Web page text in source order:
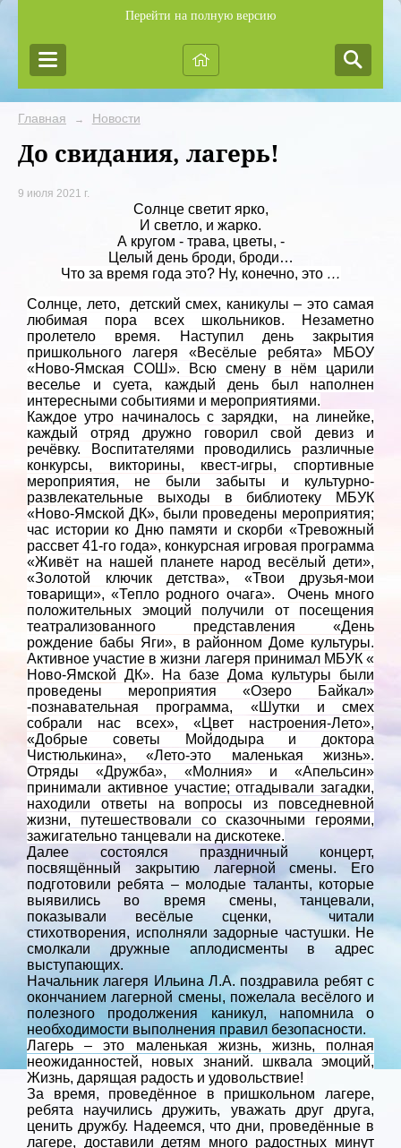
Перейти на полную версию
Главная → Новости
До свидания, лагерь!
9 июля 2021 г.
Солнце светит ярко,
И светло, и жарко.
А кругом - трава, цветы, -
Целый день броди, броди…
Что за время года это? Ну, конечно, это …
Солнце, лето,
детский смех, каникулы – это самая
любимая пора всех школьников. Незаметно
пролетело время. Наступил день закрытия
пришкольного лагеря «Весёлые ребята» МБОУ
«Ново-Ямская СОШ». Всю смену в нём царили
веселье и суета, каждый день был наполнен
интересными событиями и мероприятиями.
Каждое утро начиналось с зарядки, на линейке,
каждый отряд дружно говорил свой девиз и
речёвку. Воспитателями проводились различные
конкурсы, викторины, квест-игры, спортивные
мероприятия, не были забыты и культурно-
развлекательные выходы в библиотеку
МБУК
«Ново-Ямской ДК», были проведены мероприятия;
час истории ко Дню памяти и скорби «Тревожный
рассвет 41-го года», конкурсная игровая программа
«Живёт на нашей планете народ весёлый дети»,
«Золотой ключик детства», «Твои друзья-мои
товарищи», «Тепло родного очага». Очень много
положительных эмоций получили от посещения
театрализованного представления «День
рождение бабы Яги», в районном Доме культуры.
Активное участие в жизни лагеря принимал МБУК «
Ново-Ямской ДК». На базе Дома культуры были
проведены мероприятия «Озеро Байкал»
-познавательная программа, «Шутки и смех
собрали нас всех», «Цвет настроения-Лето»,
«Добрые советы Мойдодыра и доктора
Чистюлькина», «Лето-это маленькая жизнь».
Отряды «Дружба», «Молния» и «Апельсин»
принимали активное участие; отгадывали загадки,
находили ответы на вопросы из повседневной
жизни, путешествовали со сказочными героями,
зажигательно танцевали на дискотеке.
Далее состоялся праздничный концерт,
посвящённый закрытию лагерной смены. Его
подготовили ребята – молодые таланты, которые
выявились во время смены, танцевали,
показывали весёлые сценки,
читали
стихотворения, исполняли задорные частушки. Не
смолкали дружные аплодисменты в адрес
выступающих.
Начальник лагеря Ильина Л.А. поздравила ребят с
окончанием лагерной смены, пожелала весёлого и
полезного продолжения каникул, напомнила о
необходимости выполнения правил безопасности.
Лагерь – это маленькая жизнь, жизнь, полная
неожиданностей, новых знаний. шквала эмоций,
Жизнь, дарящая радость и удовольствие! ​
За время, проведённое в пришкольном лагере,
ребята научились дружить, уважать друг друга,
ценить дружбу. Надеемся, что дни, проведённые в
лагере, доставили детям много радостных минут